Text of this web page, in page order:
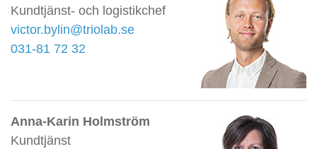
Kundtjänst- och logistikchef
victor.bylin@triolab.se
031-81 72 32
Anna-Karin Holmström
Kundtjänst